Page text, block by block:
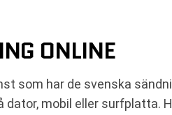
ONLINE
som har de svenska
mobil eller surfplatta.